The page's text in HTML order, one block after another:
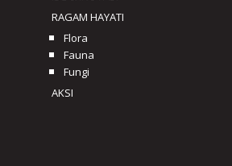
RAGAM HAYATI
Flora
Fauna
Fungi
AKSI